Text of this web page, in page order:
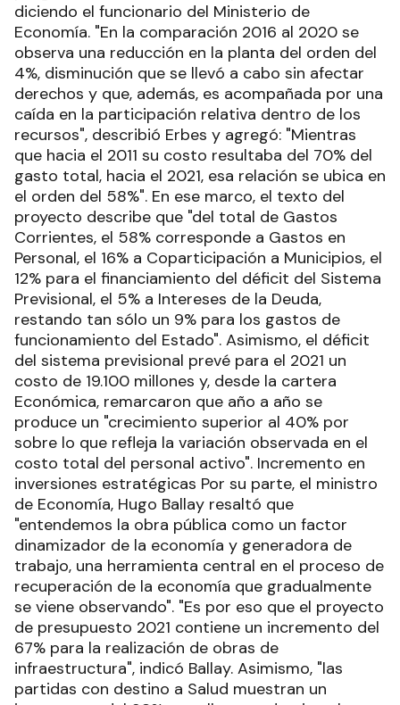
diciendo el funcionario del Ministerio de
Economía. "En la comparación 2016 al 2020 se
observa una reducción en la planta del orden del
4%, disminución que se llevó a cabo sin afectar
derechos y que, además, es acompañada por una
caída en la participación relativa dentro de los
recursos", describió Erbes y agregó: "Mientras
que hacia el 2011 su costo resultaba del 70% del
gasto total, hacia el 2021, esa relación se ubica en
el orden del 58%". En ese marco, el texto del
proyecto describe que "del total de Gastos
Corrientes, el 58% corresponde a Gastos en
Personal, el 16% a Coparticipación a Municipios, el
12% para el financiamiento del déficit del Sistema
Previsional, el 5% a Intereses de la Deuda,
restando tan sólo un 9% para los gastos de
funcionamiento del Estado". Asimismo, el déficit
del sistema previsional prevé para el 2021 un
costo de 19.100 millones y, desde la cartera
Económica, remarcaron que año a año se
produce un "crecimiento superior al 40% por
sobre lo que refleja la variación observada en el
costo total del personal activo". Incremento en
inversiones estratégicas Por su parte, el ministro
de Economía, Hugo Ballay resaltó que
"entendemos la obra pública como un factor
dinamizador de la economía y generadora de
trabajo, una herramienta central en el proceso de
recuperación de la economía que gradualmente
se viene observando". "Es por eso que el proyecto
de presupuesto 2021 contiene un incremento del
67% para la realización de obras de
infraestructura", indicó Ballay. Asimismo, "las
partidas con destino a Salud muestran un